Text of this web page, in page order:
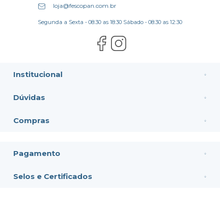
Institucional
Dúvidas
Compras
loja@fescopan.com.br
Segunda a Sexta - 08:30 as 18:30 Sábado - 08:30 as 12:30
Pagamento
Selos e Certificados